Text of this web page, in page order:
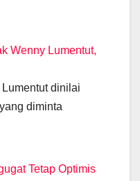
er e
n
g
er
e
n
y
Li
Wenny Lumentut,
dinilai
diminta
Tetap Optimis